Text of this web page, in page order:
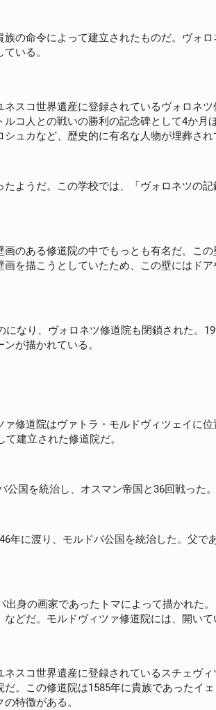
の命令によって建立されたものだ。ヴォ
いる。
ネスコ世界遺産に登録されているヴォロネ
ルコ人との戦いの勝利の記念碑として4か
シュカなど、歴史的に有名な人物が埋葬され
ようだ。この学校では、「ヴォロネツの
のある修道院の中でもっとも有名だ。こ
を描こうとしていたため、この壁にはド
なり、ヴォロネツ修道院も閉鎖された。
が描かれている。
修道院はヴァトラ・モルドヴィツェイに
建立された修道院だ。
国を統治し、オスマン帝国と36回戦った
年に渡り、モルドバ公国を統治した。父
身の画家であったトマによって描かれ
どだ。モルドヴィツァ修道院には、開い
ネスコ世界遺産に登録されているスチェヴ
だ。この修道院は1585年に貴族であったイ
の特徴がある。